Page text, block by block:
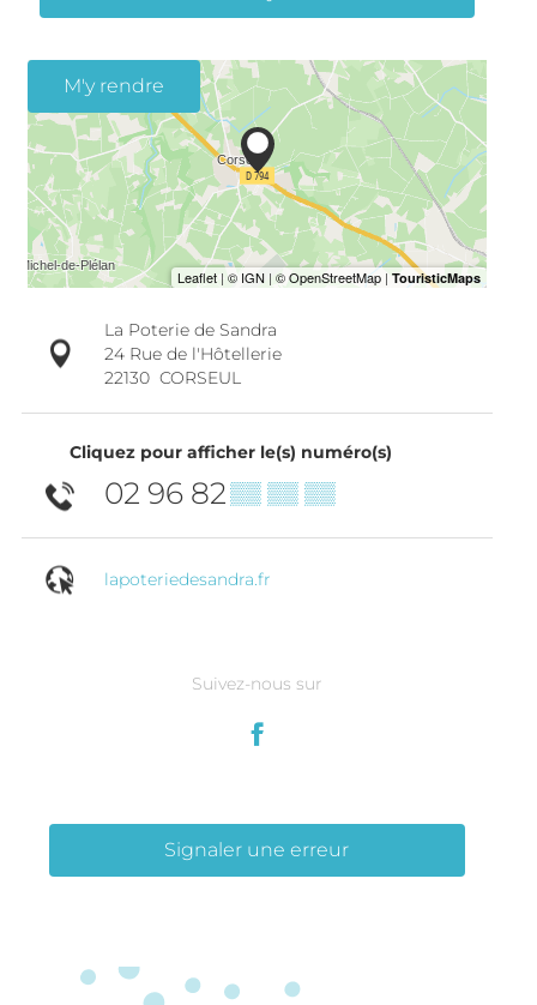
M'y rendre
La Poterie de Sandra
24 Rue de l'Hôtellerie
22130 CORSEUL
Cliquez pour afficher le(s) numéro(s)
02 96 82▒▒ ▒▒ ▒▒
lapoteriedesandra.fr
Suivez-nous sur
Signaler une erreur